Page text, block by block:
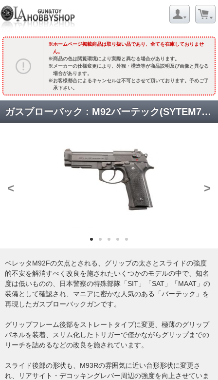
ホームページ掲載商品は取り扱い品であり、全てを在庫しておりませ
ん。
商品の色は閲覧環境により実際と異なる場合があります。
メーカーの仕様変更により、外観・構造等が商品説明及び画像と異なる
場合があります。
お客様都合によるキャンセルは不可とさせて頂いております。予めご了
承下さい。
ガスブローバック : M92バーテック(SYTEM7) ヘビーウェイト [取寄]
< >
ベレッタM92Fの欠点とされる、グリップの太さとスライドの強度
的不安を解消すべく改良を施されたいくつかのモデルの中で、知名
度は低いものの、日本警察の特殊部隊「SIT」「SAT」「MAAT」の
装備として確認され、マニアに密かな人気のある「バーテック」を
再現したガスブローバックガンです。
グリップフレーム後部をストレートタイプに変更、極薄のグリップ
パネルを装着、スリム化したトリガーで僅かながらグリップまでの
リーチを詰めるなどの改良を施されています。
スライド後部の形状も、M93Rの雰囲気に近い台形形状に変更さ
れ、リアサイト・デコッキングレバー周辺の強度を向上させていま